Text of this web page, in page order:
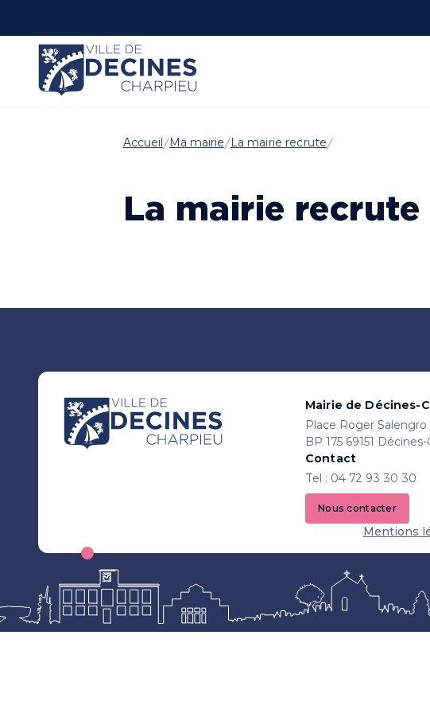
Accueil Ma mairie La mairie recrute
La mairie recrute
Mairie de Décines-
Place Roger Salengro
BP 175 69151
Contact
Tel : 04 72 93 30 30
Nous contacter
Mentions